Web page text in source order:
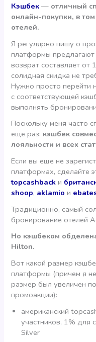
Кэшбек — отличный
онлайн-покупки, в
отелей.
Я регулярно пишу о
платформы
возврат составляет
солидная скидка не
Нужно просто перейти
с соответствующей
выполнять
Поскольку меня часто
еще раз: кэшбек
лояльности и всех
Если вы еще не
платформах, сделайте
topcashback и
shoop, aklamio и
Традиционно, самый
бронирование отелей
Но кэшбеком
Hilton.
Вот какой размер
платформы (причем я
размер был увеличен
промоакции):
американский
участников, 1% для
Silver